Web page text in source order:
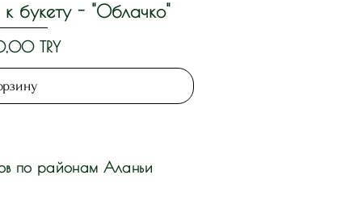
просмотр
букету - "Облачко"
TRY
по районам Аланьи